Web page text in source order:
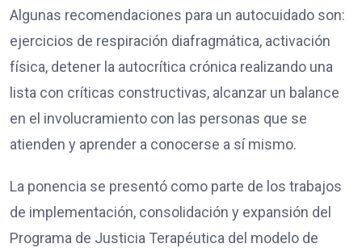
Algunas recomendaciones para un autocuidado son:
ejercicios de respiración diafragmática, activación
física, detener la autocrítica crónica realizando una
lista con críticas constructivas, alcanzar un balance
en el involucramiento con las personas que se
atienden y aprender a conocerse a sí mismo.
La ponencia se presentó como parte de los trabajos
de implementación, consolidación y expansión del
Programa de Justicia Terapéutica del modelo de